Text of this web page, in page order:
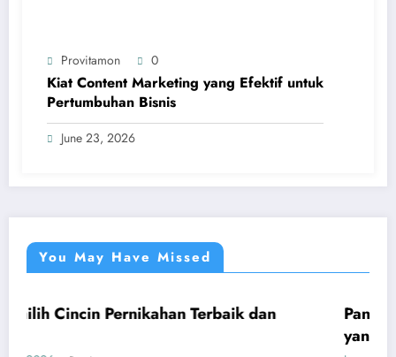
Provitamon 0
Kiat Content Marketing yang Efektif untuk
Pertumbuhan Bisnis
June 23, 2026
You May Have Missed
Terbaik dan UMUM
Panduan Mudah Beli
yang Menguntungkan